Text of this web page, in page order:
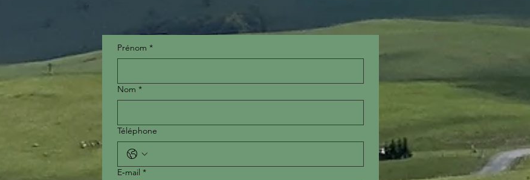
Prénom *
Nom *
Téléphone
E‑mail *